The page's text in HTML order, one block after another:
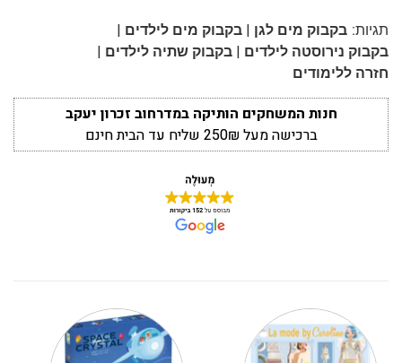
תגיות: בקבוק מים לגן | בקבוק מים לילדים |
בקבוק נירוסטה לילדים | בקבוק שתיה לילדים |
חזרה ללימודים
חנות המשחקים הותיקה במדרחוב זכרון יעקב
ברכישה מעל 250₪ שליח עד הבית חינם